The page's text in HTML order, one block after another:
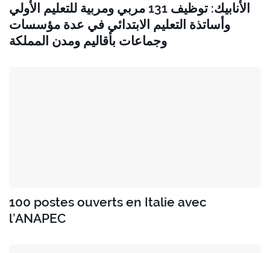
الأنابيك: توظيف 131 مربي ومربية للتعليم الأولي
وأساتذة التعليم الابتدائي في عدة مؤسسات
وجماعات بأقاليم ومدن المملكة
100 postes ouverts en Italie avec
l’ANAPEC